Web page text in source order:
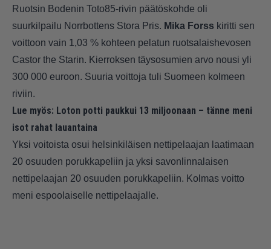
Ruotsin Bodenin Toto85-rivin päätöskohde oli
suurkilpailu Norrbottens Stora Pris. Mika Forss kiritti sen
voittoon vain 1,03 % kohteen pelatun ruotsalaishevosen
Castor the Starin. Kierroksen täysosumien arvo nousi yli
300 000 euroon. Suuria voittoja tuli Suomeen kolmeen
riviin.
Lue myös: Loton potti paukkui 13 miljoonaan – tänne meni
isot rahat lauantaina
Yksi voitoista osui helsinkiläisen nettipelaajan laatimaan
20 osuuden porukkapeliin ja yksi savonlinnalaisen
nettipelaajan 20 osuuden porukkapeliin. Kolmas voitto
meni espoolaiselle nettipelaajalle.